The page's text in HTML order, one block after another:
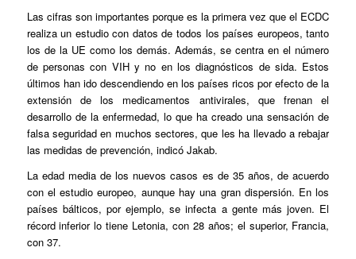
Las cifras son importantes porque es la primera vez que el ECDC
realiza un estudio con datos de todos los países europeos, tanto
los de la UE como los demás. Además, se centra en el número
de personas con VIH y no en los diagnósticos de sida. Estos
últimos han ido descendiendo en los países ricos por efecto de la
extensión de los medicamentos antivirales, que frenan el
desarrollo de la enfermedad, lo que ha creado una sensación de
falsa seguridad en muchos sectores, que les ha llevado a rebajar
las medidas de prevención, indicó Jakab.
La edad media de los nuevos casos es de 35 años, de acuerdo
con el estudio europeo, aunque hay una gran dispersión. En los
países bálticos, por ejemplo, se infecta a gente más joven. El
récord inferior lo tiene Letonia, con 28 años; el superior, Francia,
con 37.